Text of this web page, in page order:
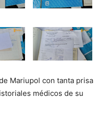
Mariupol con tanta prisa
médicos de su